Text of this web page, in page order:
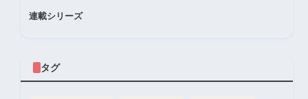
連載シリーズ
タグ